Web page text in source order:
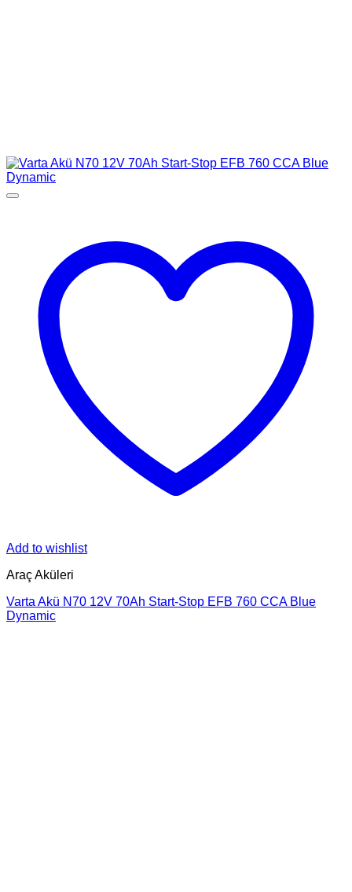
Add to wishlist
Araç Aküleri
Varta Akü N70 12V 70Ah Start-Stop EFB 760 CCA Blue
Dynamic